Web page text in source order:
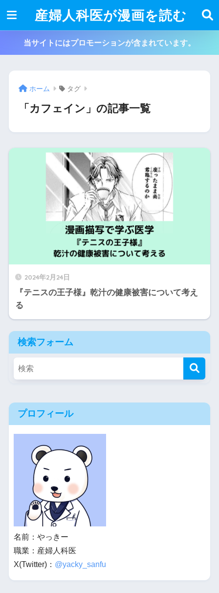
産婦人科医が漫画を読む
当サイトにはプロモーションが含まれています。
ホーム タグ
「カフェイン」の記事一覧
2024年2月24日
『テニスの王子様』乾汁の健康被害について考え
る
検索フォーム
プロフィール
名前：やっきー
職業：産婦人科医
X(Twitter)： @yacky_sanfu